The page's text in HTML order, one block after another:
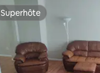
Superhôte
Superhôte